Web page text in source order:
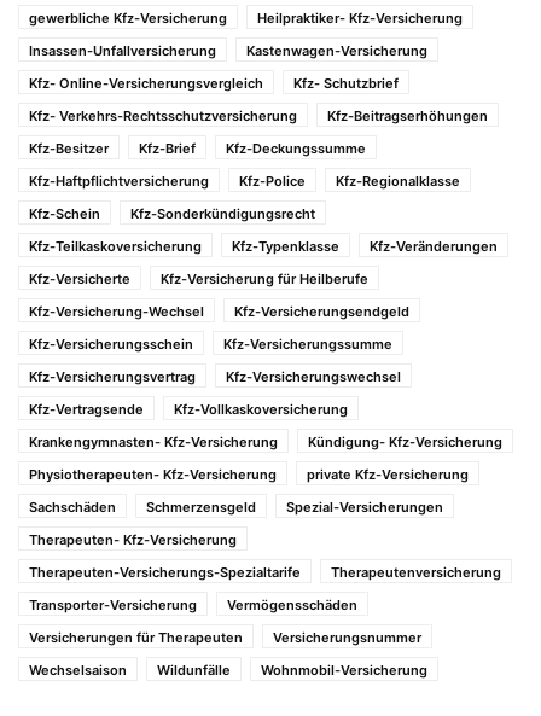
gewerbliche Kfz-Versicherung
Heilpraktiker- Kfz-Versicherung
Insassen-Unfallversicherung
Kastenwagen-Versicherung
Kfz- Online-Versicherungsvergleich
Kfz- Schutzbrief
Kfz- Verkehrs-Rechtsschutzversicherung
Kfz-Beitragserhöhungen
Kfz-Besitzer
Kfz-Brief
Kfz-Deckungssumme
Kfz-Haftpflichtversicherung
Kfz-Police
Kfz-Regionalklasse
Kfz-Schein
Kfz-Sonderkündigungsrecht
Kfz-Teilkaskoversicherung
Kfz-Typenklasse
Kfz-Veränderungen
Kfz-Versicherte
Kfz-Versicherung für Heilberufe
Kfz-Versicherung-Wechsel
Kfz-Versicherungsendgeld
Kfz-Versicherungsschein
Kfz-Versicherungssumme
Kfz-Versicherungsvertrag
Kfz-Versicherungswechsel
Kfz-Vertragsende
Kfz-Vollkaskoversicherung
Krankengymnasten- Kfz-Versicherung
Kündigung- Kfz-Versicherung
Physiotherapeuten- Kfz-Versicherung
private Kfz-Versicherung
Sachschäden
Schmerzensgeld
Spezial-Versicherungen
Therapeuten- Kfz-Versicherung
Therapeuten-Versicherungs-Spezialtarife
Therapeutenversicherung
Transporter-Versicherung
Vermögensschäden
Versicherungen für Therapeuten
Versicherungsnummer
Wechselsaison
Wildunfälle Wohnmobil-Versicherung